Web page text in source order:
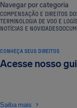
Navegar por categoria
COMPENSAÇÃO E DIREITOS
TERMINOLOGIA DE VOO E
NOTÍCIAS E NOVIDADES
CONHEÇA SEUS DIREITOS
Acesse nosso
Saiba mais